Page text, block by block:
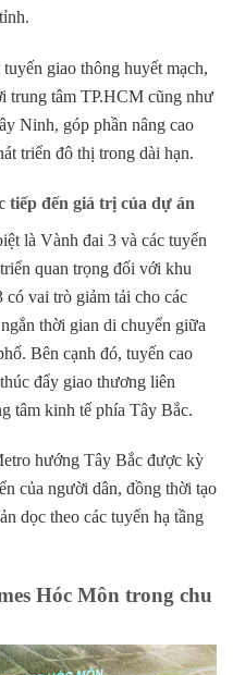
giao thông huyết mạch,
trung tâm TP.HCM cũng như
Ninh, góp phần nâng cao
triển đô thị trong dài hạn.
tiếp đến giá trị của dự án
là Vành đai 3 và các tuyến
quan trọng đối với khu
vai trò giảm tải cho các
thời gian di chuyển giữa
Bên cạnh đó, tuyến cao
đẩy giao thương liên
tâm kinh tế phía Tây Bắc.
hướng Tây Bắc được kỳ
của người dân, đồng thời tạo
dọc theo các tuyến hạ tầng
Hóc Môn trong chu